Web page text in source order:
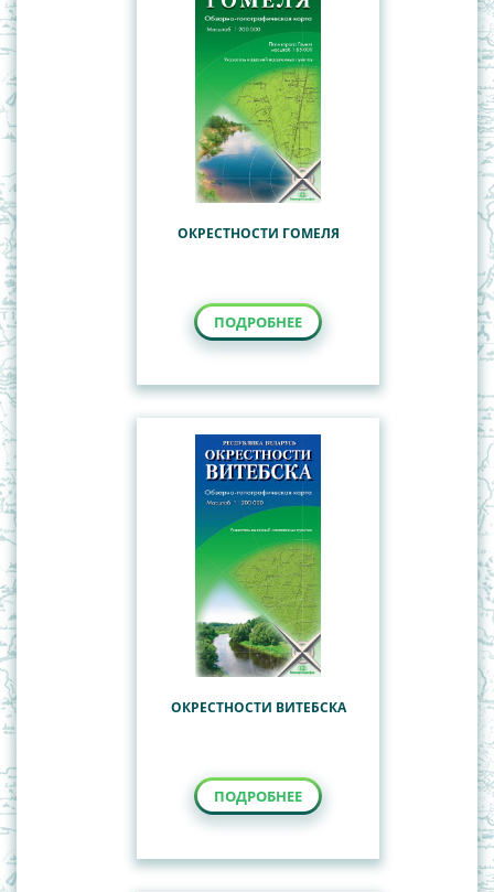
ОКРЕСТНОСТИ ГОМЕЛЯ
ПОДРОБНЕЕ
ОКРЕСТНОСТИ ВИТЕБСКА
ПОДРОБНЕЕ